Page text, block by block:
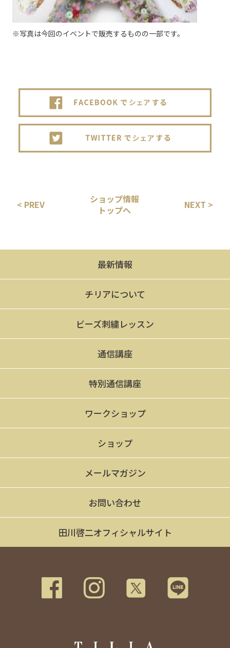
※写真は今回のイベントで販売するものの一部です。
< PREV
ショップ情報
トップへ
NEXT >
最新情報
チリアについて
ビーズ刺繍レッスン
通信講座
特別通信講座
ワークショップ
ショップ
メールマガジン
お問い合わせ
田川啓二オフィシャルサイト